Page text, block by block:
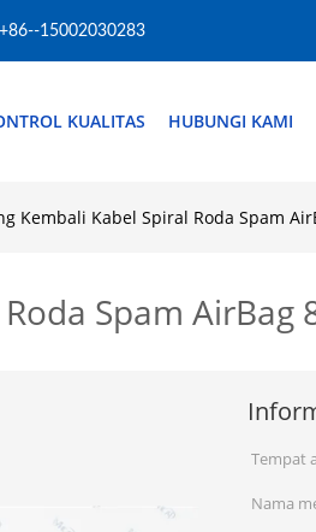
+86--15002030283
KUALITAS HUBUNGI KAMI
Kembali Kabel Spiral Roda Spam
Spam
Tempat
Nama